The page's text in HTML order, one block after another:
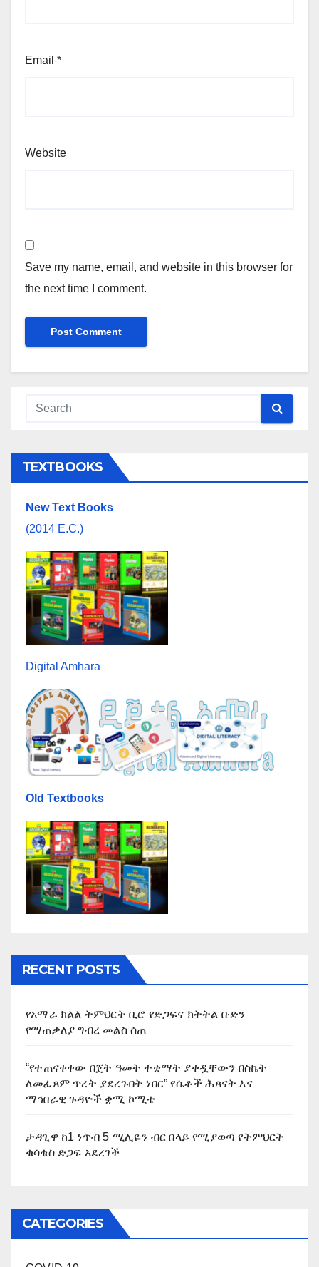
Email *
Website
Save my name, email, and website in this browser for
the next time I comment.
TEXTBOOKS
New Text Books
(2014 E.C.)
Digital Amhara
Old Textbooks
RECENT POSTS
የአማራ ክልል ትምህርት ቢሮ የድጋፍና ክትትል ቡድን
የማጠቃለያ ግብረ መልስ ሰጠ
“የተጠናቀቀው በጀት ዓመት ተቋማት ያቀዷቸውን በስኬት
ለመፈጸም ጥረት ያደረጉበት ነበር” የሴቶች ሕጻናት እና
ማኅበራዊ ጉዳዮች ቋሚ ኮሚቴ
ታዳጊዋ ከ1 ነጥብ 5 ሚሊዬን ብር በላይ የሚያወጣ የትምህርት
ቁሳቁስ ድጋፍ አደረገች
CATEGORIES